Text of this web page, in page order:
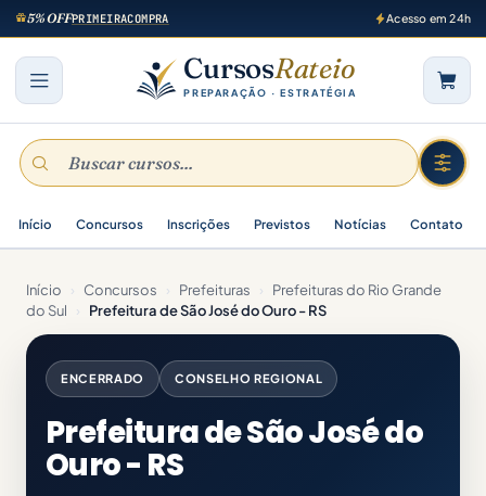
5% OFFPRIMEIRACOMPRA Acesso em 24h
CursosRateio
PREPARAÇÃO · ESTRATÉGIA
Início Concursos Inscrições Previstos Notícias Contato
Início › Concursos › Prefeituras ›
Prefeituras do Rio Grande
do Sul
› Prefeitura de São José do Ouro - RS
ENCERRADO CONSELHO REGIONAL
Prefeitura de São José do
Ouro - RS